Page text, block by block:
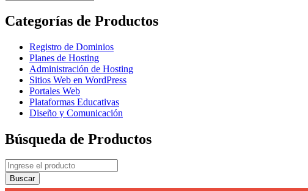
Categorías de Productos
Registro de Dominios
Planes de Hosting
Administración de Hosting
Sitios Web en WordPress
Portales Web
Plataformas Educativas
Diseño y Comunicación
Búsqueda de Productos